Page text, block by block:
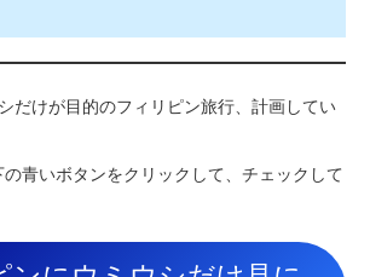
だけが目的のフィリピン旅行、計画してい
青いボタンをクリックして、チェックして